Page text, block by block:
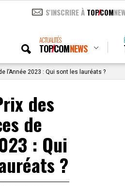
S'INSCRIRE À TOPCOM
ACTUALITÉS
TOPCOMNEWS
l’Année 2023 : Qui sont les lauréats ?
des
de
: Qui
?